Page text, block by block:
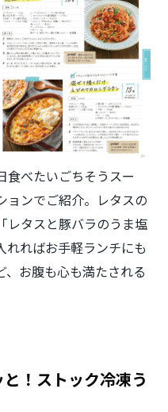
食べたいごちそうスー
ョンでご紹介。レタスの
レタスと豚バラのうま塩
れればお手軽ランチにも
、お腹も心も満たされる
！ストック冷凍う